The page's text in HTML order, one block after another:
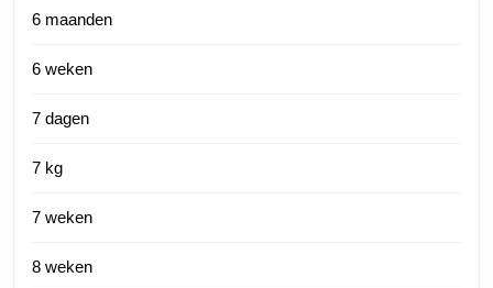
6 maanden
6 weken
7 dagen
7 kg
7 weken
8 weken